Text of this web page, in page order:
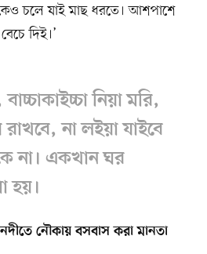
চলে যাই মাছ ধরতে। আশপাশে
দিই।’
নিয়া মরি,
রাখবে, না লইয়া যাইবে
না। একখান ঘর
হয়।
নৌকায় বসবাস করা মানতা